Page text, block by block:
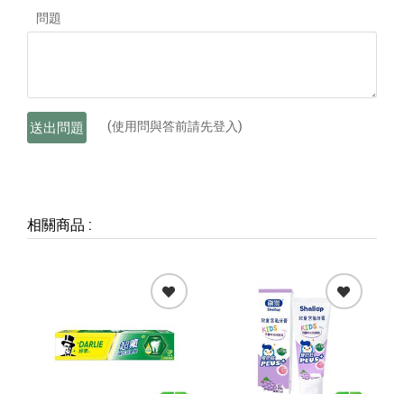
問題
送出問題 (使用問與答前請先登入)
相關商品 :